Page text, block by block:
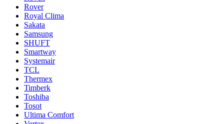
Rover
Royal Clima
Sakata
Samsung
SHUFT
Smartway
Systemair
TCL
Thermex
Timberk
Toshiba
Tosot
Ultima Comfort